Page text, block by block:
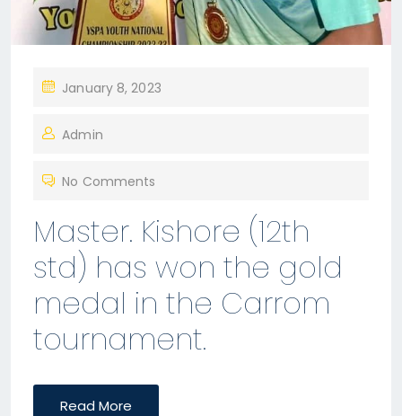
P
S
E
O
N
January 8, 2023
Admin
No Comments
Master. Kishore (12th
std) has won the gold
medal in the Carrom
tournament.
Read More